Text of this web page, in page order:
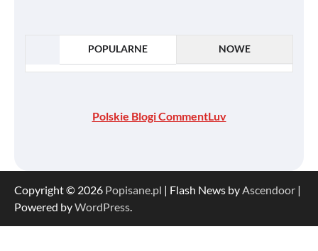
POPULARNE NOWE
Polskie Blogi CommentLuv
Copyright © 2026 Popisane.pl | Flash News byAscendoor |
Powered byWordPress.